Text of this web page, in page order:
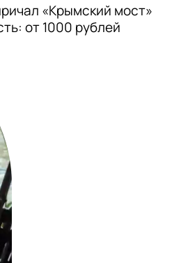
«Крымский мост»
от 1000 рублей